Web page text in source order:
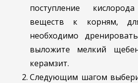
поступление
веществ к корням,
необходимо
выложите мелкий
керамзит.
Следующим шагом